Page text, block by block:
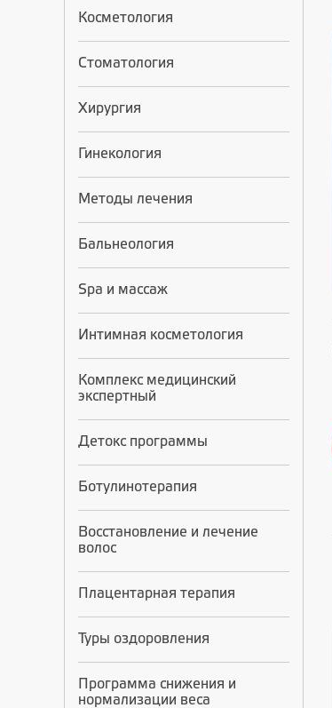
Косметология
Стоматология
Хирургия
Гинекология
Методы лечения
Бальнеология
Spa и массаж
Интимная косметология
Комплекс медицинский
экспертный
Детокс программы
Ботулинотерапия
Восстановление и лечение
волос
Плацентарная терапия
Туры оздоровления
Программа снижения и
нормализации веса